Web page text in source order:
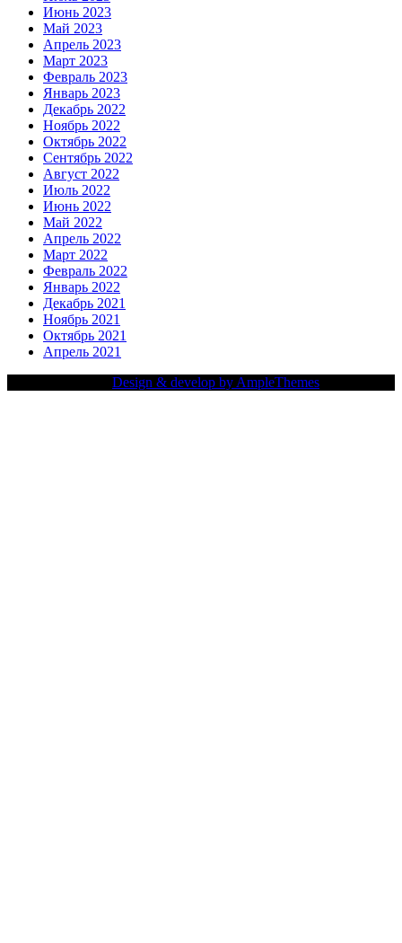
Июнь 2023
Май 2023
Апрель 2023
Март 2023
Февраль 2023
Январь 2023
Декабрь 2022
Ноябрь 2022
Октябрь 2022
Сентябрь 2022
Август 2022
Июль 2022
Июнь 2022
Май 2022
Апрель 2022
Март 2022
Февраль 2022
Январь 2022
Декабрь 2021
Ноябрь 2021
Октябрь 2021
Апрель 2021
Design & develop by AmpleThemes